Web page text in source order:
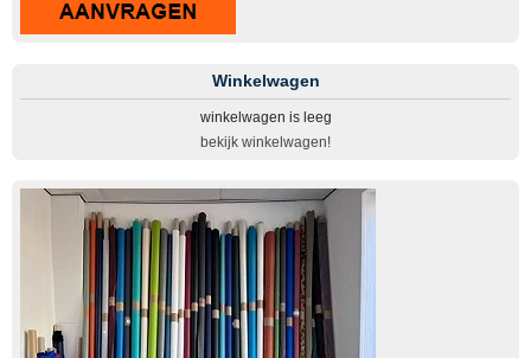
Winkelwagen
winkelwagen is leeg
bekijk winkelwagen!